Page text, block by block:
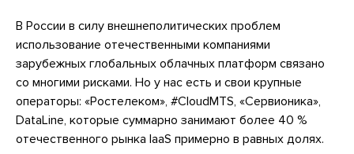
В России в силу внешнеполитических проблем
использование отечественными компаниями
зарубежных глобальных облачных платформ связано
со многими рисками. Но у нас есть и свои крупные
операторы: «Ростелеком», #CloudMTS, «Сервионика»,
DataLine, которые суммарно занимают более 40 %
отечественного рынка IaaS примерно в равных долях.